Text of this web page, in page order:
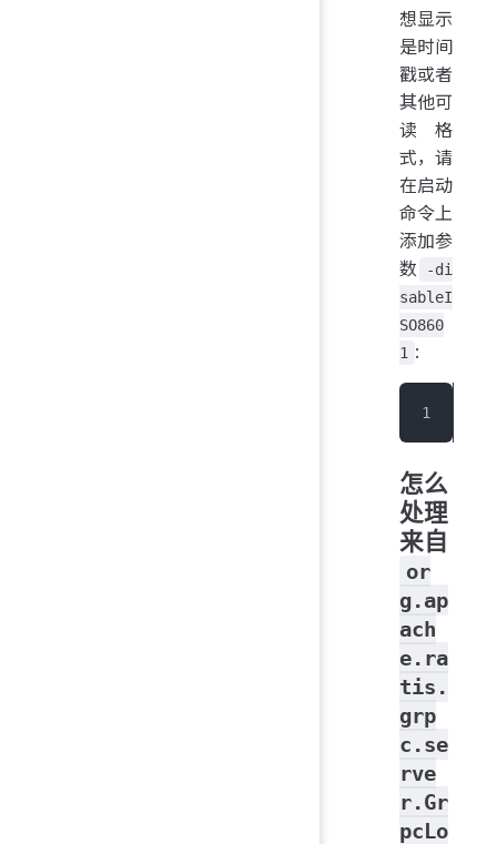
想显示
是时间
戳或者
其他可
读格
式，请
在启动
命令上
添加参
数
-di
sableI
SO860
1 :
怎么
处理
来自
or
g.ap
ach
e.ra
tis.
grp
c.se
rve
r.Gr
pcLo